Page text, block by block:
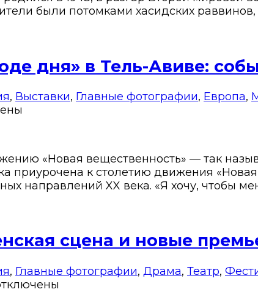
были потомками хасидских
дня» в Тель-Авиве:
, Выставки, Главные фотографии, Европа,
«Новая вещественность» — так
приурочена к столетию движения
направлений XX века. «Я хочу, чтобы
сцена и новые
, Главные фотографии, Драма, Театр,